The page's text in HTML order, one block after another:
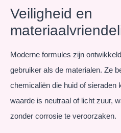
Veiligheid en
Moderne formules zijn
gebruiker als de materialen. Ze
chemicaliën die huid of sieraden
waarde is neutraal of licht zuur,
zonder corrosie te veroorzaken.